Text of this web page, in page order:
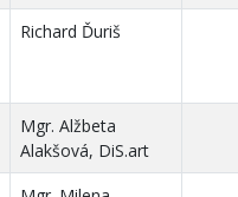
Richard Ďuriš
Mgr. Alžbeta
Alakšová, DiS.art